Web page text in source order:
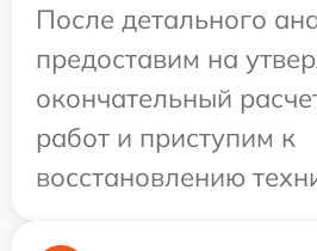
После детального
предоставим на
окончательный
работ и приступим к
восстановлению